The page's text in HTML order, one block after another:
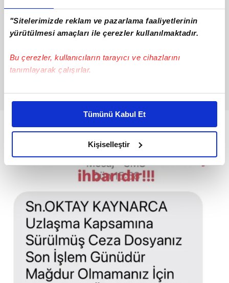
"Sitelerimizde reklam ve pazarlama faaliyetlerinin
yürütülmesi amaçları ile çerezler kullanılmaktadır.
Bu çerezler, kullanıcıların tarayıcı ve cihazlarını
tanımlayarak çalışırlar.
Bu çerezlere izin vermeniz halinde sizlere özel
daha iyi reklam deneyimi yaşatabiliriz. Bunu yaparken
amacımızın size daha iyi bir reklam deneyimi sunmak
olduğunu ve sizlere en iyi içerikleri sunabilmek adına
elimizden gelen çabayı gösterdiğimizi ve bu noktada,
reklamların maliyetlerimizi karşılamak noktasında tek gelir
kalemimiz olduğunu sizlere hatırlatmak isteriz.
Her halükârda, kullanıcılar, bu çerezlere izin vermedikleri
takdirde, kullanıcılara hedefli reklamlar
gösterilmeyecektir."
Sizlere daha iyi bir hizmet sunabilmek için İnternet
Sitemizde kendimize ve üçüncü kişilere ait çerezler
kullanılmaktadır. Bu çerezler vasıtasıyla çeşitli kişisel
Tümünü Kabul Et
Kişiselleştir